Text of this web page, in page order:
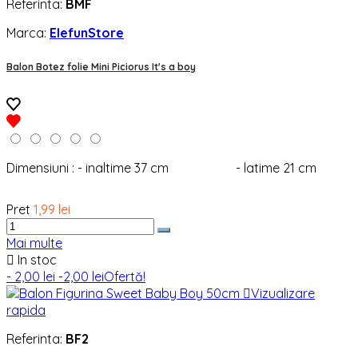
Referinta: BMF
Marca: ElefunStore
Balon Botez folie Mini Piciorus It's a boy
Dimensiuni : - inaltime 37 cm - latime 21 cm
Pret 1,99 lei
Mai multe
 In stoc
- 2,00 lei -2,00 leiOfertă!
Vizualizare
rapida
Referinta: BF2